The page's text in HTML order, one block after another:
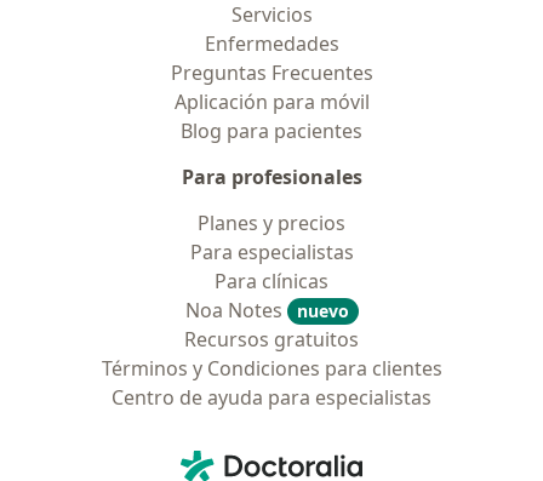
Servicios
Enfermedades
Preguntas Frecuentes
Aplicación para móvil
Blog para pacientes
Para profesionales
Planes y precios
Para especialistas
Para clínicas
Noa Notes
nuevo
Recursos gratuitos
Términos y Condiciones para clientes
Centro de ayuda para especialistas
Doctoralia - Página de inicio